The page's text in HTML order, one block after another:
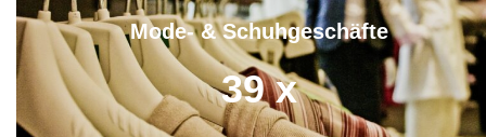
Mode- & Schuhgeschäfte
39 x